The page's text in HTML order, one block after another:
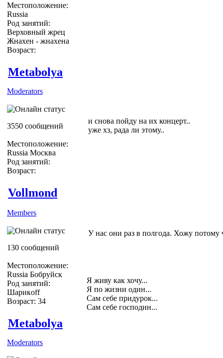
Местоположение:
Russia
Род занятий:
Верховный жрец
Жнахен - жнахена
Возраст:
Metabolya
Moderators
3550 сообщений
Местоположение:
Russia Москва
Род занятий:
Возраст:
и снова пойду на их концерт..
уже хз, рада ли этому..
Vollmond
Members
130 сообщений
Местоположение:
Russia Бобруйск
Род занятий:
Шарикoff
Возраст: 34
У нас они раз в полгода. Хожу потому
Я живу как хочу...
Я по жизни один...
Сам себе придурок...
Сам себе господин...
Metabolya
Moderators